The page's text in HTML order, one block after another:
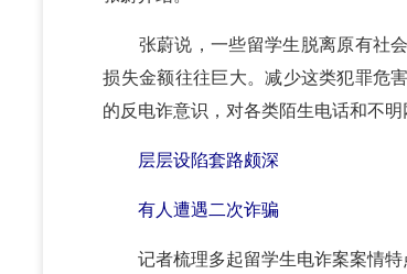
张蔚说，一些留学生脱离原有社会
损失金额往往巨大。减少这类犯罪危
的反电诈意识，对各类陌生电话和不明
层层设陷套路颇深
有人遭遇二次诈骗
记者梳理多起留学生电诈案案情特